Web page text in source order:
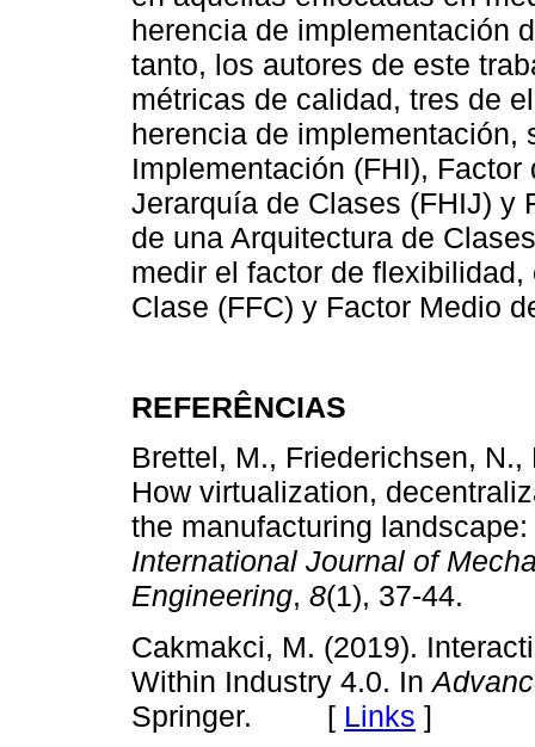
herencia de implementación
tanto, los autores de este
métricas de calidad, tres de
herencia de implementación,
Implementación (FHI),
Jerarquía de Clases (FHIJ) y
de una Arquitectura de
medir el factor de
Clase (FFC) y Factor Medio
REFERÊNCIAS
Brettel, M., Friederichsen,
How virtualization,
the manufacturing
International Journal of
Engineering, 8(1), 37-
Cakmakci, M. (2019).
Within Industry 4.0. In
Springer. [ Links ]